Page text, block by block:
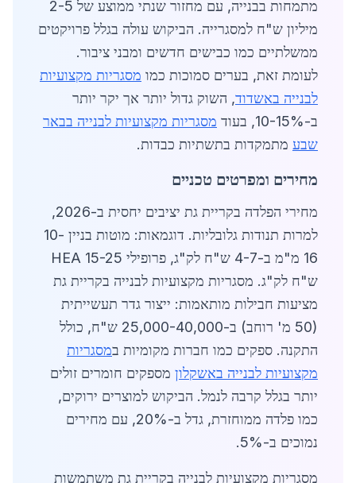
מתמחות בבנייה, עם מחזור שנתי ממוצע של 2-5
מיליון ש"ח למסגרייה. הביקוש עולה בגלל פרויקטים
ממשלתיים כמו כבישים חדשים ומבני ציבור.
לעומת זאת, בערים סמוכות כמו מסגריות מקצועיות
לבנייה באשדוד, השוק גדול יותר אך יקר יותר
ב-10-15%, בעוד
מסגריות מקצועיות לבנייה בבאר
שבע מתמקדות בתשתיות כבדות.
מחירים ומפרטים טכניים
מחירי הפלדה בקריית גת יציבים יחסית ב-2026,
למרות תנודות גלובליות. דוגמאות: מוטות בניין 10-
16 מ"מ ב-4-7 ש"ח לק"ג, פרופילי HEA 15-25
ש"ח לק"ג. מסגריות מקצועיות לבנייה בקריית גת
מציעות חבילות מותאמות: ייצור גדר תעשייתית
(50 מ' רוחב) ב-25,000-40,000 ש"ח, כולל
התקנה. ספקים כמו חברות מקומיות במסגריות
מקצועיות לבנייה באשקלון מספקים חומרים זולים
יותר בגלל קרבה לנמל. הביקוש למוצרים ירוקים,
כמו פלדה ממוחזרת, גדל ב-20%, עם מחירים
נמוכים ב-5%.
מסגריות מקצועיות לבנייה בקריית גת משתמשות